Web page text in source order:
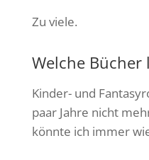
Zu viele.
Welche Bücher
Kinder- und
paar Jahre nicht
könnte ich immer